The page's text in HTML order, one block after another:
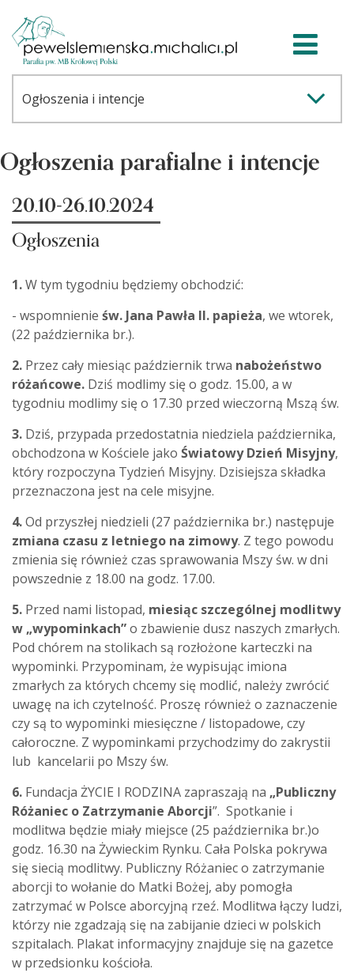
Ogłoszenia parafialne i intencje
20.10-26.10.2024
Ogłoszenia
1.W tym tygodniu będziemy obchodzić:
- wspomnienie św. Jana Pawła II. papieża, we wtorek,
(22 października br.).
2. Przez cały miesiąc październik trwa nabożeństwo
różańcowe. Dziś modlimy się o godz. 15.00, a w
tygodniu modlimy się o 17.30 przed wieczorną Mszą św.
3. Dziś, przypada przedostatnia niedziela października,
obchodzona w Kościele jako Światowy Dzień Misyjny,
który rozpoczyna Tydzień Misyjny. Dzisiejsza składka
przeznaczona jest na cele misyjne.
4.Od przyszłej niedzieli (27 października br.) następuje
zmiana czasu z letniego na zimowy. Z tego powodu
zmienia się również czas sprawowania Mszy św. w dni
powszednie z 18.00 na godz. 17.00.
5. Przed nami listopad, miesiąc szczególnej modlitwy
w „wypominkach”o zbawienie dusz naszych zmarłych.
Pod chórem na stolikach są rozłożone karteczki na
wypominki. Przypominam, że wypisując imiona
zmarłych za których chcemy się modlić, należy zwrócić
uwagę na ich czytelność. Proszę również o zaznaczenie
czy są to wypominki miesięczne / listopadowe, czy
całoroczne. Z wypominkami przychodzimy do zakrystii
lub kancelarii po Mszy św.
6. Fundacja ŻYCIE I RODZINA zapraszają na „Publiczny
Różaniec o Zatrzymanie Aborcji”. Spotkanie i
modlitwa będzie miały miejsce (25 października br.)o
godz. 16.30 na Żywieckim Rynku. Cała Polska pokrywa
się siecią modlitwy. Publiczny Różaniec o zatrzymanie
aborcji to wołanie do Matki Bożej, aby pomogła
zatrzymać w Polsce aborcyjną rzeź. Modlitwa łączy ludzi,
którzy nie zgadzają się na zabijanie dzieci w polskich
szpitalach. Plakat informacyjny znajduje się na gazetce
w przedsionku kościoła.